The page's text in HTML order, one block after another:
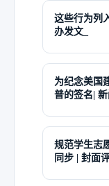
这些行为列
办发文_
为纪念美国
普的签名|
规范学生志
同步 | 封面